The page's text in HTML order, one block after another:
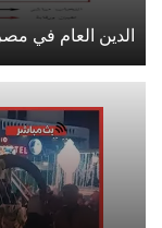
الدين العام في